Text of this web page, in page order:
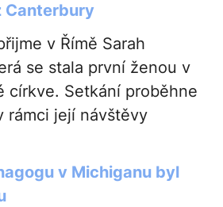
Canterbury
v Římě Sarah
se stala první ženou v
církve. Setkání proběhne
rámci její návštěvy
v Michiganu byl